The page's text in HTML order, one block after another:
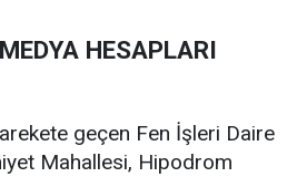
HESAPLARI
geçen Fen İşleri Daire
Mahallesi, Hipodrom